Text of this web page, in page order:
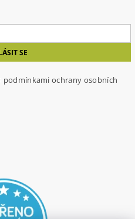
podmínkami ochrany osobních